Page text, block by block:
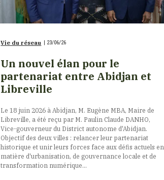
Vie du réseau | 23/06/26
Un nouvel élan pour le
partenariat entre Abidjan et
Libreville
Le 18 juin 2026 à Abidjan, M. Eugène MBA, Maire de
Libreville, a été reçu par M. Paulin Claude DANHO,
Vice-gouverneur du District autonome d'Abidjan.
Objectif des deux villes : relancer leur partenariat
historique et unir leurs forces face aux défis actuels en
matière d'urbanisation, de gouvernance locale et de
transformation numérique...